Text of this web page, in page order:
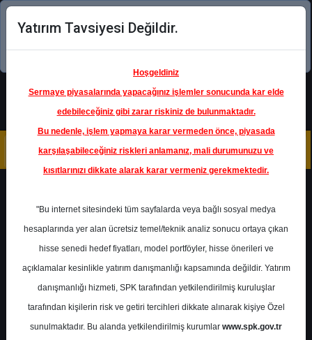
Şimdi uygulamayı indirin!
Ana Sayfa Raporlar
Deniz Yatırım
Rapor Detay
Hisse Notu: TABGD -
Bilanço Değerlendirmesi
Yatırım Tavsiyesi Değildir.
Hoşgeldiniz
Sermaye piyasalarında yapacağınız işlemler sonucunda kar elde
edebileceğiniz gibi zarar riskiniz de bulunmaktadır.
Bu nedenle, işlem yapmaya karar vermeden önce, piyasada
karşılaşabileceğiniz riskleri anlamanız, mali durumunuzu ve
kısıtlarınızı dikkate alarak karar vermeniz gerekmektedir.
"Bu internet sitesindeki tüm sayfalarda veya bağlı sosyal medya
hesaplarında yer alan ücretsiz temel/teknik analiz sonucu ortaya çıkan
hisse senedi hedef fiyatları, model portföyler, hisse önerileri ve
açıklamalar kesinlikle yatırım danışmanlığı kapsamında değildir. Yatırım
danışmanlığı hizmeti, SPK tarafından yetkilendirilmiş kuruluşlar
tarafından kişilerin risk ve getiri tercihleri dikkate alınarak kişiye Özel
sunulmaktadır. Bu alanda yetkilendirilmiş kurumlar www.spk.gov.tr